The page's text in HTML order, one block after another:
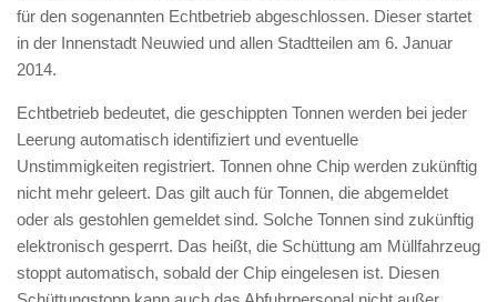
für den sogenannten Echtbetrieb abgeschlossen. Dieser startet
in der Innenstadt Neuwied und allen Stadtteilen am 6. Januar
2014.
Echtbetrieb bedeutet, die geschippten Tonnen werden bei jeder
Leerung automatisch identifiziert und eventuelle
Unstimmigkeiten registriert. Tonnen ohne Chip werden zukünftig
nicht mehr geleert. Das gilt auch für Tonnen, die abgemeldet
oder als gestohlen gemeldet sind. Solche Tonnen sind zukünftig
elektronisch gesperrt. Das heißt, die Schüttung am Müllfahrzeug
stoppt automatisch, sobald der Chip eingelesen ist. Diesen